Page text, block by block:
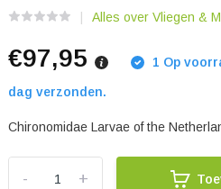
Alles over Vliegen &
€97,95 1 Op
dag verzonden.
Chironomidae Larvae of the
+
-